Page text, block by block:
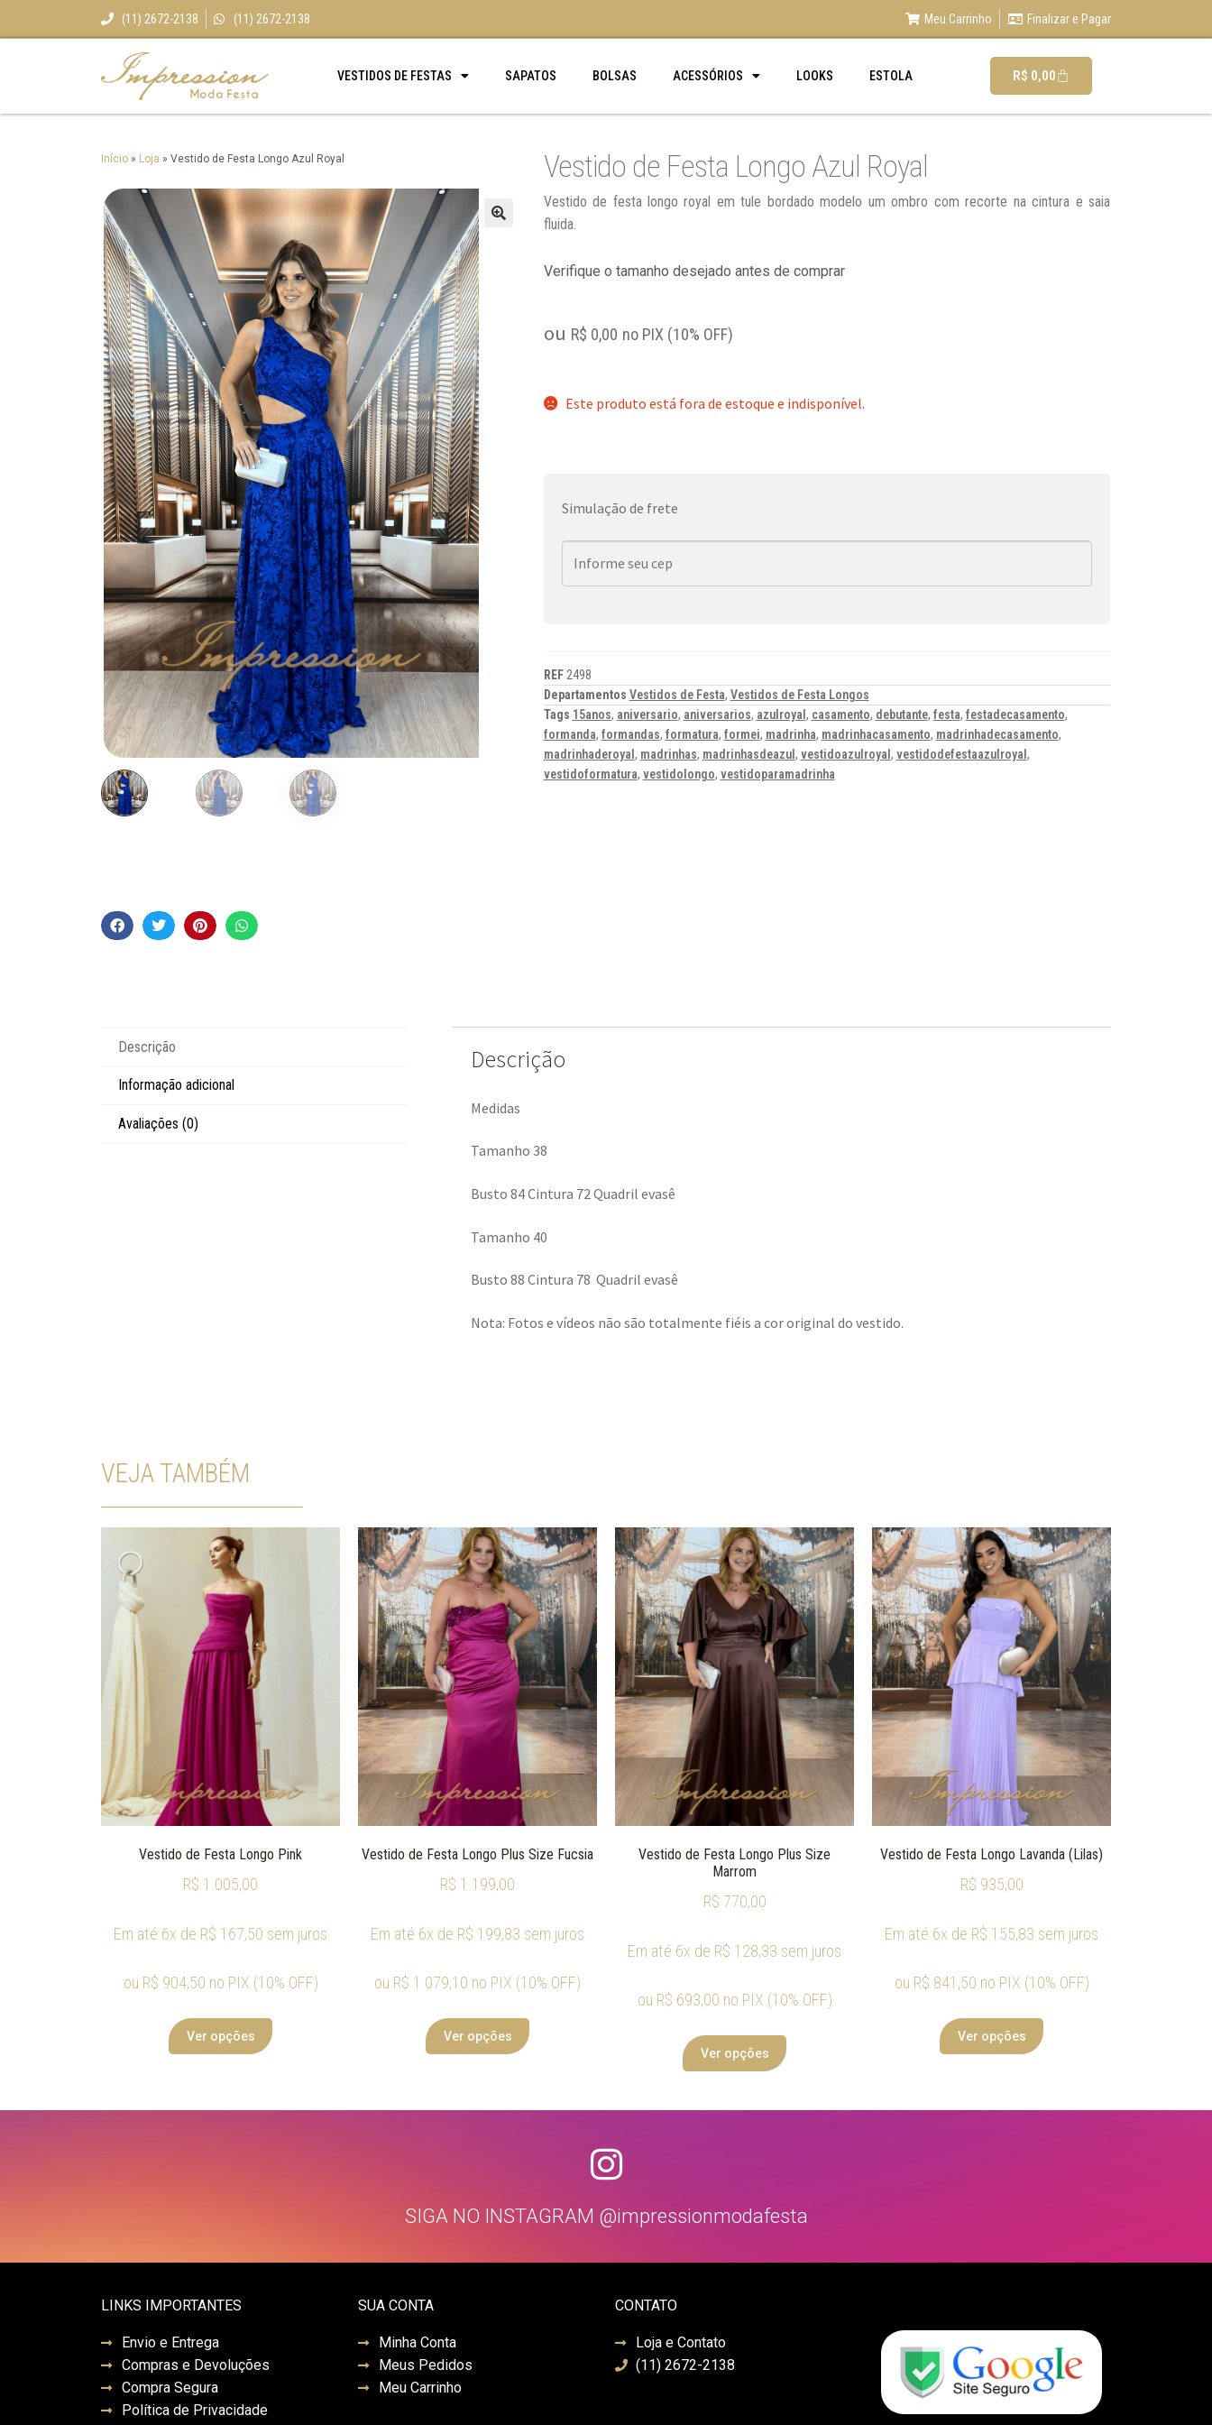
(11) 2672-2138 (11) 2672-2138 Meu Carrinho Finalizar e Pagar
VESTIDOS DE FESTAS SAPATOS BOLSAS ACESSÓRIOS LOOKS ESTOLA R$ 0,00
Início » Loja » Vestido de Festa Longo Azul Royal Vestido de Festa Longo Azul Royal
Vestido de festa longo royal em tule bordado modelo um ombro com recorte na cintura e saia
fluida.
Verifique o tamanho desejado antes de comprar
ou R$ 0,00 no PIX (10% OFF)
Este produto está fora de estoque e indisponível.
Simulação de frete
REF 2498
Departamentos Vestidos de Festa, Vestidos de Festa Longos
Tags 15anos, aniversario, aniversarios, azulroyal , casamento, debutante, festa, festadecasamento,
formanda, formandas, formatura, formei, madrinha, madrinhacasamento, madrinhadecasamento,
madrinhaderoyal , madrinhas, madrinhasdeazul , vestidoazulroyal , vestidodefestaazulroyal ,
vestidoformatura, vestidolongo, vestidoparamadrinha
Descrição
Informação adicional
Avaliações (0)
Descrição
Medidas
Tamanho 38
Busto 84 Cintura 72 Quadril evasê
Tamanho 40
Busto 88 Cintura 78 Quadril evasê
Nota: Fotos e vídeos não são totalmente fiéis a cor original do vestido.
VEJA TAMBÉM
Vestido de Festa Longo Pink
R$ 1.005,00
Em até 6x de R$ 167,50 sem juros
ou R$ 904,50 no PIX (10% OFF)
Ver opções
Vestido de Festa Longo Plus Size Fucsia
R$ 1.199,00
Em até 6x de R$ 199,83 sem juros
ou R$ 1.079,10 no PIX (10% OFF)
Ver opções
Vestido de Festa Longo Plus Size
Marrom
R$ 770,00
Em até 6x de R$ 128,33 sem juros
ou R$ 693,00 no PIX (10% OFF)
Ver opções
Vestido de Festa Longo Lavanda (Lilas)
R$ 935,00
Em até 6x de R$ 155,83 sem juros
ou R$ 841,50 no PIX (10% OFF)
Ver opções
SIGA NO INSTAGRAM @impressionmodafesta
LINKS IMPORTANTES
Envio e Entrega
Compras e Devoluções
Compra Segura
Política de Privacidade
SUA CONTA
Minha Conta
Meus Pedidos
Meu Carrinho
CONTATO
Loja e Contato
(11) 2672-2138